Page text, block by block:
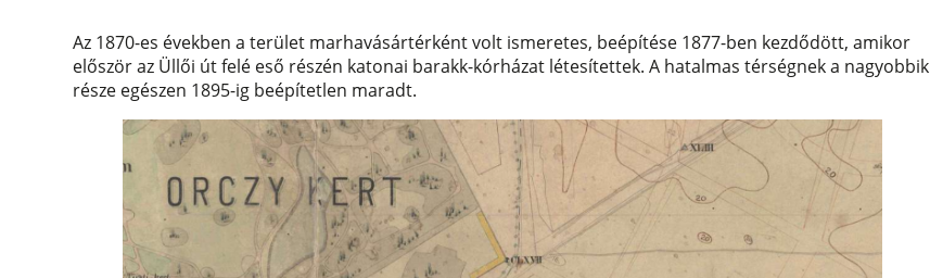
Az 1870-es években a terület marhavásártérként volt ismeretes, beépítése 1877-ben kezdődött, amikor
először az Üllői út felé eső részén katonai barakk-kórházat létesítettek. A hatalmas térségnek a nagyobbik
része egészen 1895-ig beépítetlen maradt.